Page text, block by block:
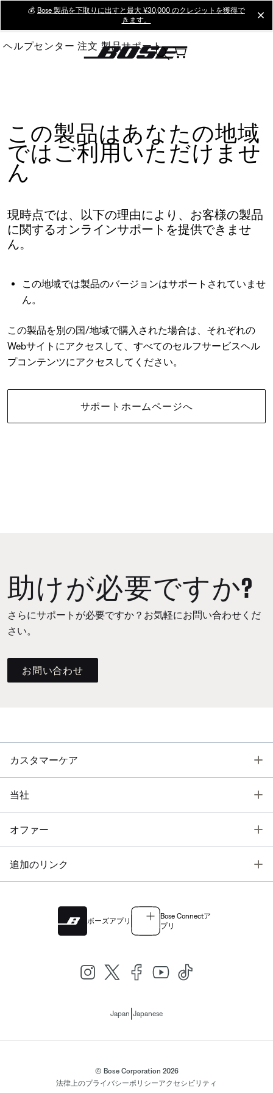
Main
💰 Bose 製品を下取りに出すと最大 ¥30,000 のクレジットを獲得で
きます。
ヘルプセンター 注文 製品サポート
この製品はあなたの地域
ではご利用いただけませ
ん
現時点では、以下の理由により、お客様の製品
に関するオンラインサポートを提供できませ
ん。
この地域では製品のバージョンはサポートされていませ
ん。
この製品を別の国/地域で購入された場合は、それぞれの
Webサイトにアクセスして、すべてのセルフサービスヘル
プコンテンツにアクセスしてください。
サポートホームページへ
助けが必要ですか?
さらにサポートが必要ですか？お気軽にお問い合わせくだ
さい。
お問い合わせ
カスタマーケア
当社
オファー
追加のリンク
ボーズアプリ
Bose Connectア
プリ
Japan Japanese
© Bose Corporation 2026
法律上のプライバシーポリシーアクセシビリティ